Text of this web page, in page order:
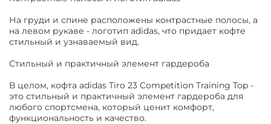
На груди и спине расположены контрастные полосы, а
на левом рукаве - логотип adidas, что придает кофте
стильный и узнаваемый вид.
Стильный и практичный элемент гардероба
В целом, кофта adidas Tiro 23 Competition Training Top -
это стильный и практичный элемент гардероба для
любого спортсмена, который ценит комфорт,
функциональность и качество.